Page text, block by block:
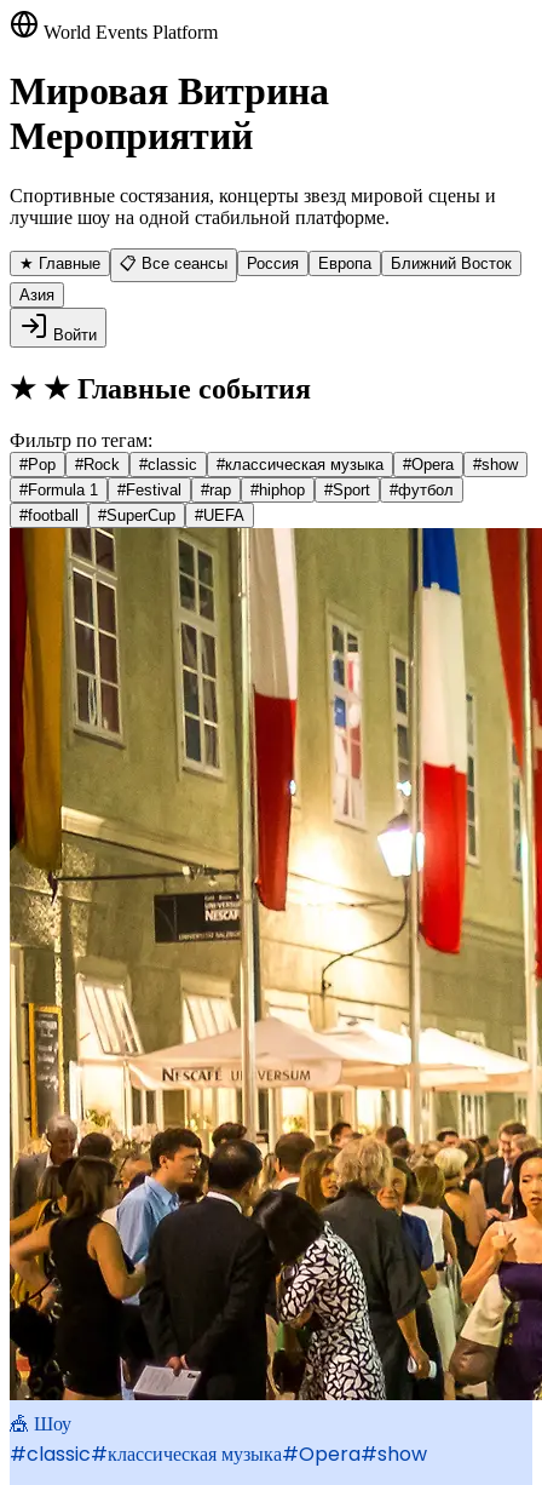
World Events Platform
Мировая Витрина
Мероприятий
Спортивные состязания, концерты звезд мировой сцены и
лучшие шоу на одной стабильной платформе.
★ Главные 📋 Все сеансы Россия Европа
Ближний Восток
Азия
Войти
★ ★ Главные события
Фильтр по тегам:
#Pop #Rock #classic #классическая музыка #Opera #show
#Formula 1 #Festival #rap #hiphop #Sport #футбол
#football #SuperCup #UEFA
🎪 Шоу
#classic#классическая музыка#Opera#show